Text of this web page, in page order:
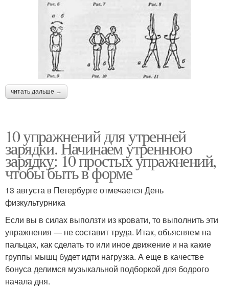
читать дальше →
10 упражнений для утренней
зарядки. Начинаем утреннюю
зарядку: 10 простых упражнений,
чтобы быть в форме
13 августа в Петербурге отмечается День
физкультурника
Если вы в силах выползти из кровати, то выполнить эти
упражнения — не составит труда. Итак, объясняем на
пальцах, как сделать то или иное движение и на какие
группы мышц будет идти нагрузка. А еще в качестве
бонуса делимся музыкальной подборкой для бодрого
начала дня.